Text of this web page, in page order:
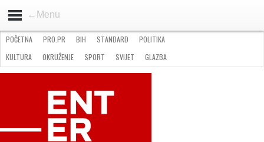
←Menu
STANDARD
GOSPODARSTVO
OKRUŽENJE
POČETNA PRO.PR BIH STANDARD
POLITIKA
KULTURA
OKRUŽENJE SPORT SVIJET
GLAZBA
NATJEČAJI
FILMING LOCATION IN BH KONTAKT